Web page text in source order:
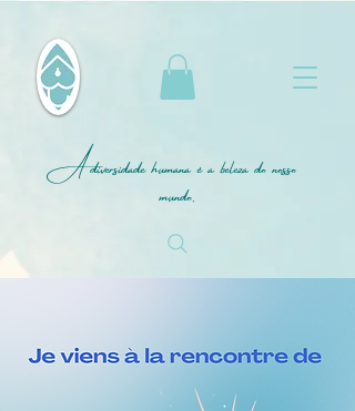
A diversidade humana é a beleza do nosso
mundo.